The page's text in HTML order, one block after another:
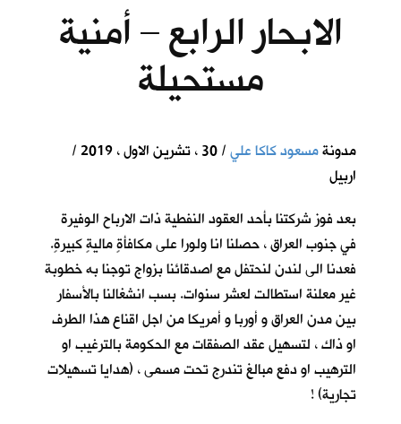
الابحار الرابع – أمنية
مستحيلة
مدونةمسعود كاكا علي
/ 30 ، تشرين الاول ، 2019 /
اربيل
بعد فوز شركتنا بأحد العقود النفطية ذات الارباح الوفيرة
في جنوب العراق ، حصلنا انا ولورا على مكافأةٍ ماليةٍ كبيرةٍ.
فعدنا الى لندن لنحتفل مع اصدقائنا بزواج توجنا به خطوبة
غير معلنة استطالت لعشر سنوات. بسب انشغالنا بالأسفار
بين مدن العراق و أوربا و أمريكا من اجل اقناع هذا الطرف
او ذاك ، لتسهيل عقد الصفقات مع الحكومة بالترغيب او
الترهيب او دفع مبالغ تندرج تحت مسمى ، (هدايا تسهيلات
تجارية) !